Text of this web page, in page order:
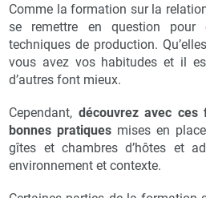
Comme la formation sur la
se remettre en question
techniques de production.
vous avez vos habitudes et il
d’autres font mieux.
Cependant, découvrez avec
bonnes pratiques mises en
gîtes et chambres d’hôtes et
environnement et contexte.